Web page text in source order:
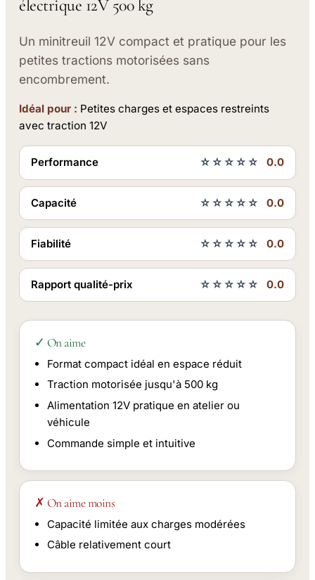
électrique 12V 500 kg
Un minitreuil 12V compact et pratique pour les
petites tractions motorisées sans
encombrement.
Idéal pour : Petites charges et espaces restreints
avec traction 12V
Performance ☆☆☆☆☆ 0.0
Capacité ☆☆☆☆☆ 0.0
Fiabilité ☆☆☆☆☆ 0.0
Rapport qualité-prix ☆☆☆☆☆ 0.0
✓ On aime
Format compact idéal en espace réduit
Traction motorisée jusqu'à 500 kg
Alimentation 12V pratique en atelier ou
véhicule
Commande simple et intuitive
✗ On aime moins
Capacité limitée aux charges modérées
Câble relativement court